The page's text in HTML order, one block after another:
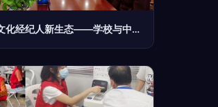
深化校协合作，共育文化经纪人新生态——学校与中国农产品流通经纪人协会共促交流